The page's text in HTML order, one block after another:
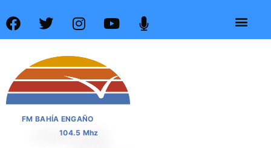
FM BAHÍA ENGAÑO
104.5 Mhz